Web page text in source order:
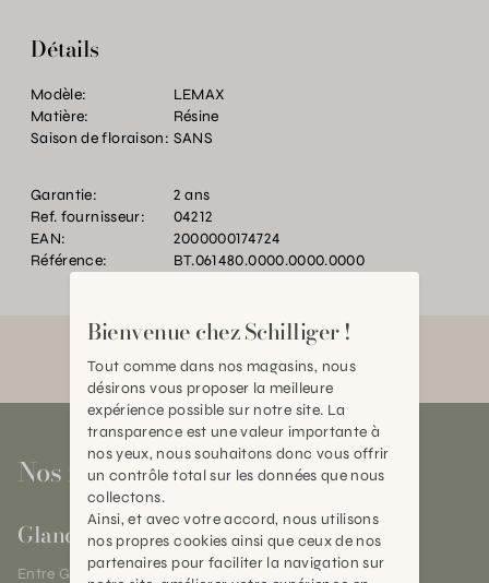
Détails
Modèle:
LEMAX
Matière:
Résine
Saison de floraison: SANS
Garantie:
2 ans
Ref. fournisseur:
04212
EAN:
2000000174724
Référence:
BT.061480.0000.0000.0000
Nos magasins
Gland
Entre Genève et Lausanne,
Bienvenue chez Schilliger !
Tout comme dans nos magasins, nous
désirons vous proposer la meilleure
expérience possible sur notre site. La
transparence est une valeur importante à
nos yeux, nous souhaitons donc vous offrir
un contrôle total sur les données que nous
collectons.
Ainsi, et avec votre accord, nous utilisons
nos propres cookies ainsi que ceux de nos
partenaires pour faciliter la navigation sur